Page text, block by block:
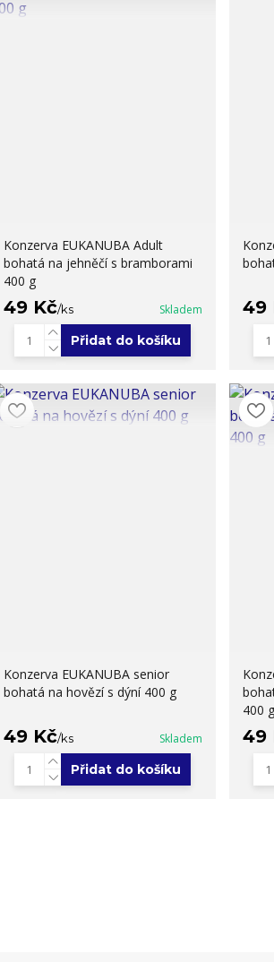
Konzerva EUKANUBA Adult
bohatá na jehněčí s bramborami
400 g
49 Kč/ks Skladem
Přidat do košíku
49
Konzerva EUKANUBA senior
bohatá na hovězí s dýní 400 g
49 Kč/ks Skladem
Přidat do košíku
400 g
49